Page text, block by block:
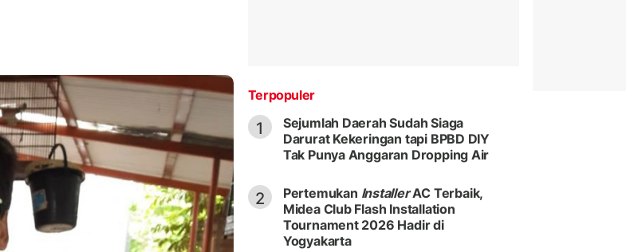
Terpopuler
1
Sejumlah Daerah Sudah Siaga
Darurat Kekeringan tapi BPBD DIY
Tak Punya Anggaran Dropping Air
2 Pertemukan InstallerAC Terbaik,
Midea Club Flash Installation
Tournament 2026 Hadir di
Yogyakarta